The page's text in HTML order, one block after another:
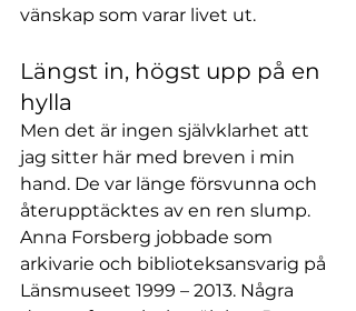
vänskap som varar livet ut.
Längst in, högst upp på en
hylla
Men det är ingen självklarhet att
jag sitter här med breven i min
hand. De var länge försvunna och
återupptäcktes av en ren slump.
Anna Forsberg jobbade som
arkivarie och biblioteksansvarig på
Länsmuseet 1999 – 2013. Några